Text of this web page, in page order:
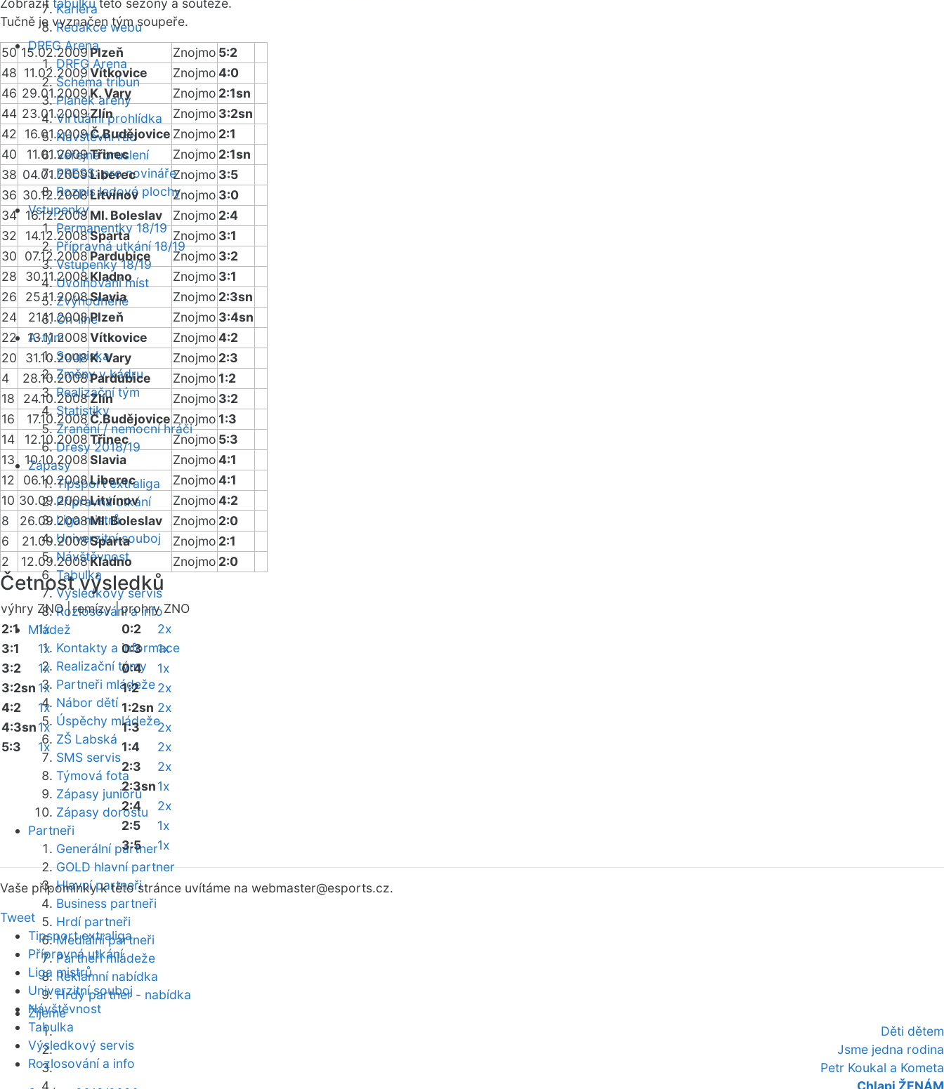
Kariéra
Redakce webu
DRFG Arena
DRFG Arena
Schéma tribun
Plánek areny
Virtuální prohlídka
Návštěvní řád
Veřejné bruslení
PRESS: pro novináře
Rozpis ledové plochy
Vstupenky
Permanentky 18/19
Přípravná utkání 18/19
Vstupenky 18/19
Uvolňování míst
Zvýhodněné
On-line
A-tým
Soupiska
Změny v kádru
Realizační tým
Statistiky
Zranění / nemocní hráči
Dresy 2018/19
Zápasy
Tipsport extraliga
Přípravná utkání
Liga mistrů
Univerzitní souboj
Návštěvnost
Tabulka
Výsledkový servis
Rozlosování a info
Mládež
Kontakty a informace
Realizační týmy
Partneři mládeže
Nábor dětí
Úspěchy mládeže
ZŠ Labská
SMS servis
Týmová fota
Zápasy juniorů
Zápasy dorostu
Partneři
Generální partner
GOLD hlavní partner
Hlavní partneři
Business partneři
Hrdí partneři
Mediální partneři
Partneři mládeže
Reklamní nabídka
Hrdý partner - nabídka
Žijeme
Děti dětem
Jsme jedna rodina
Petr Koukal a Kometa
Chlapi ŽENÁM
Zobrazit tabulku této sezóny a soutěže.
Tučně je vyznačen tým soupeře.
50 15.02.2009Plzeň Znojmo 5:2
48 11.02.2009Vítkovice Znojmo4:0
46 29.01.2009 K. Vary Znojmo 2:1sn
44 23.01.2009Zlín Znojmo 3:2sn
42
16.01.2009Č.Budějovice Znojmo 2:1
40
11.01.2009Třinec Znojmo 2:1sn
38 04.01.2009Liberec Znojmo 3:5
36 30.12.2008Litvínov Znojmo 3:0
34
16.12.2008Ml. Boleslav Znojmo 2:4
32
14.12.2008Sparta Znojmo 3:1
30
07.12.2008Pardubice Znojmo 3:2
28
30.11.2008Kladno Znojmo 3:1
26
25.11.2008Slavia Znojmo 2:3sn
24
21.11.2008Plzeň Znojmo 3:4sn
22
13.11.2008Vítkovice Znojmo4:2
20
31.10.2008K. Vary Znojmo 2:3
4
28.10.2008Pardubice Znojmo 1:2
18
24.10.2008Zlín Znojmo 3:2
16
17.10.2008Č.Budějovice Znojmo 1:3
14
12.10.2008Třinec Znojmo 5:3
13
10.10.2008Slavia Znojmo4:1
12
06.10.2008Liberec Znojmo4:1
10 30.09.2008Litvínov Znojmo4:2
8
26.09.2008Ml. Boleslav Znojmo 2:0
6
21.09.2008Sparta Znojmo 2:1
2
12.09.2008Kladno Znojmo 2:0
Četnost výsledků
výhry ZNO |remízy |prohry ZNO
2:1
1x
3:1
1x
3:2
1x
3:2sn 1x
4:2
1x
4:3sn1x
5:3
1x
0:2
2x
0:3
1x
0:4
1x
1:2
2x
1:2sn 2x
1:3
2x
1:4
2x
2:3
2x
2:3sn1x
2:4
2x
2:5
1x
3:5
1x
Vaše připomínky k této stránce uvítáme na webmaster@esports.cz.
Tweet
Tipsport extraliga
Přípravná utkání
Liga mistrů
Univerzitní souboj
Návštěvnost
Tabulka
Výsledkový servis
Rozlosování a info